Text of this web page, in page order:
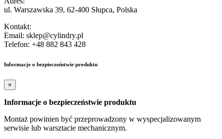
ul. Warszawska 39, 62-400 Słupca, Polska
Kontakt:
Email: sklep@cylindry.pl
Telefon: +48 882 843 428
Informacje o bezpieczeństwie produktu
×
Informacje o bezpieczeństwie produktu
Montaż powinien być przeprowadzony w wyspecjalizowanym
serwisie lub warsztacie mechanicznym.